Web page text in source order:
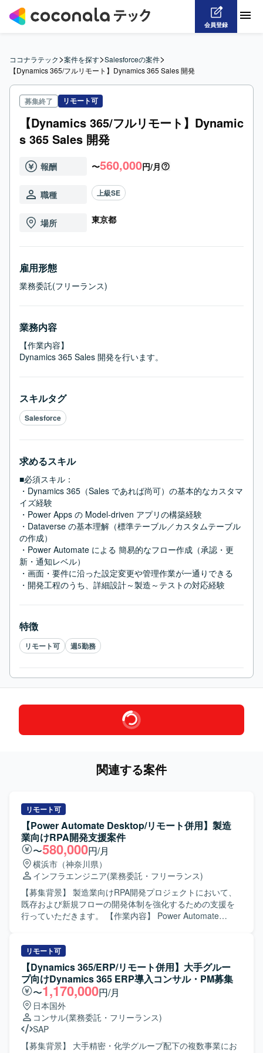
会員登録
ココナラテック>案件を探す>Salesforceの案件>
【Dynamics 365/フルリモート】Dynamics 365 Sales 開発
募集終了 リモート可
【Dynamics 365/フルリモート】Dynamic
s 365 Sales 開発
報酬 〜560,000円/月
職種 上級SE
場所 東京都
雇用形態
業務委託(フリーランス)
業務内容
【作業内容】
Dynamics 365 Sales 開発を行います。
スキルタグ
Salesforce
求めるスキル
■必須スキル：
・Dynamics 365（Sales であれば尚可）の基本的なカスタマ
イズ経験
・Power Apps の Model-driven アプリの構築経験
・Dataverse の基本理解（標準テーブル／カスタムテーブル
の作成）
・Power Automate による 簡易的なフロー作成（承認・更
新・通知レベル）
・画面・要件に沿った設定変更や管理作業が一通りできる
・開発工程のうち、詳細設計～製造～テストの対応経験
特徴
リモート可 週5勤務
関連する案件
リモート可
【Power Automate Desktop/リモート併用】製造
業向けRPA開発支援案件
〜580,000円/月
横浜市（神奈川県）
インフラエンジニア(業務委託・フリーランス)
【募集背景】 製造業向けRPA開発プロジェクトにおいて、
既存および新規フローの開発体制を強化するための支援を
行っていただきます。 【作業内容】 Power Automate
行いながら、自動化シナリオの設計・実装・単体テスト・
結合テストなどを実施いただきます。 【求める人物像】 顧
客と円滑にコミュニケーションを取りながら、自走して
RPA開発を推進できる方を求めています。 業務内容を正し
く理解し、改善提案をしながら品質の高い自動化フローを
構築できる方を想定しています。 【ポジションの魅力】 製
造業の現場業務に密接に関わるRPA開発を通じて、業務効
率化や生産性向上に直接貢献することができます。 基本設
計からテストまで幅広い工程を担当できるため、RPAエン
リモート可
【Dynamics 365/ERP/リモート併用】大手グルー
プ向けDynamics 365 ERP導入コンサル・PM募集
〜1,170,000円/月
日本国外
コンサル(業務委託・フリーランス)
SAP
【募集背景】 大手精密・化学グループ配下の複数事業にお